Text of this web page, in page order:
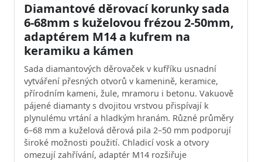
Diamantové děrovací korunky sada
6-68mm s kuželovou frézou 2-50mm,
adaptérem M14 a kufrem na
keramiku a kámen
Sada diamantových děrovaček v kufříku usnadní
vytváření přesných otvorů v kamenině, keramice,
přírodním kameni, žule, mramoru i betonu. Vakuově
pájené diamanty s dvojitou vrstvou přispívají k
plynulému vrtání a hladkým hranám. Různé průměry
6–68 mm a kuželová děrová pila 2–50 mm podporují
široké možnosti použití. Chladicí vosk a otvory
omezují zahřívání, adaptér M14 rozšiřuje